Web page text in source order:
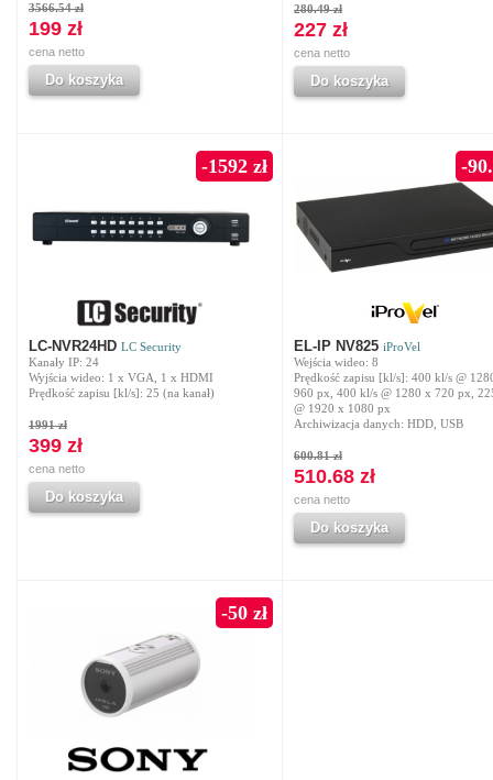
3566.54 zł
199 zł
cena netto
Do koszyka
280.49 zł
227 zł
cena netto
Do koszyka
LC-NVR24HD LC Security
Kanały IP: 24
Wyjścia wideo: 1 x VGA, 1 x HDMI
Prędkość zapisu [kl/s]: 25 (na kanał)
1991 zł
399 zł
cena netto
-1592 zł
Do koszyka
EL-IP NV825 iProVel
Wejścia wideo: 8
Prędkość zapisu [kl/s]: 400 kl/s @
960 px, 400 kl/s @ 1280 x 720 px,
@ 1920 x 1080 px
Archiwizacja danych: HDD, USB
600.81 zł
510.68 zł
cena netto
-
Do koszyka
-50 zł